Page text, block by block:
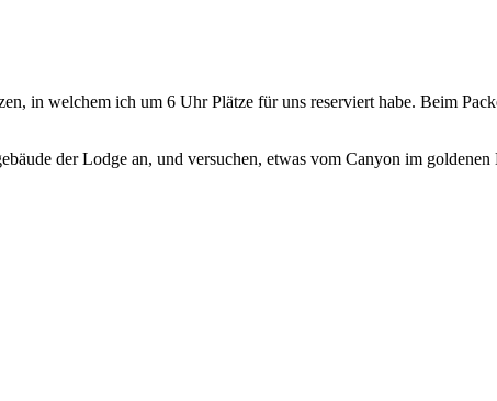
in welchem ich um 6 Uhr Plätze für uns reserviert habe. Beim
der Lodge an, und versuchen, etwas vom Canyon im goldenen